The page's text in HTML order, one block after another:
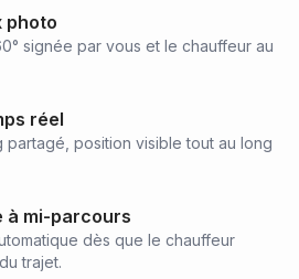
photo
signée par vous et le chauffeur au
réel
partagé, position visible tout au long
à mi-parcours
dès que le chauffeur
trajet.